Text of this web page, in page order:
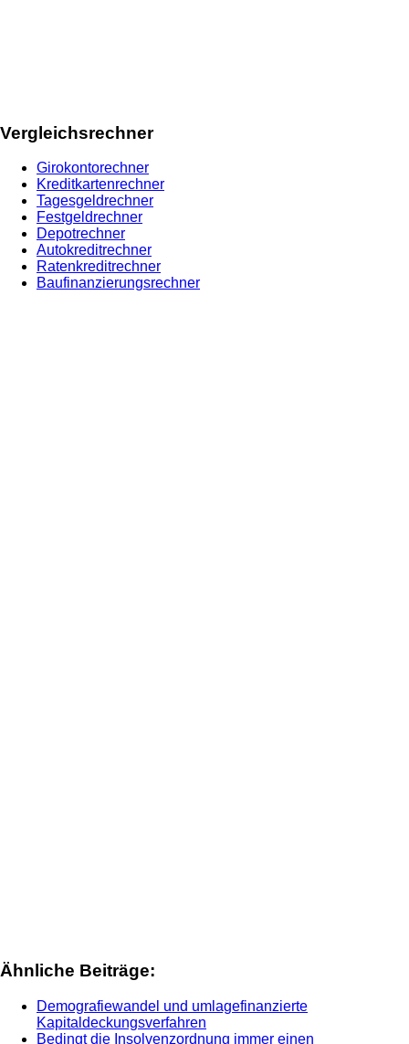
Vergleichsrechner
Girokontorechner
Kreditkartenrechner
Tagesgeldrechner
Festgeldrechner
Depotrechner
Autokreditrechner
Ratenkreditrechner
Baufinanzierungsrechner
Ähnliche Beiträge:
Demografiewandel und umlagefinanzierte
Kapitaldeckungsverfahren
Bedingt die Insolvenzordnung immer einen